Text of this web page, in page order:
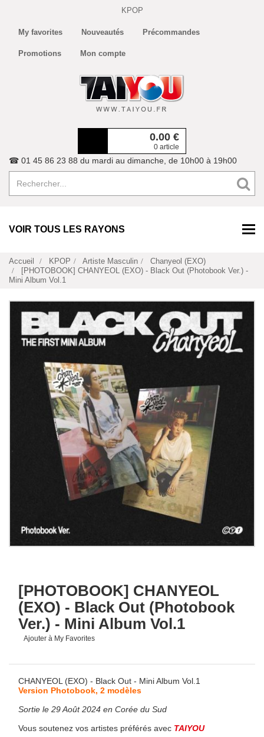
KPOP
My favorites Nouveautés Précommandes
Promotions Mon compte
0.00 €
0 article
☎ 01 45 86 23 88 du mardi au dimanche, de 10h00 à 19h00
VOIR TOUS LES RAYONS
Accueil KPOP Artiste Masculin
Chanyeol (EXO)
[PHOTOBOOK] CHANYEOL (EXO) - Black Out (Photobook Ver.) -
Mini Album Vol.1
[PHOTOBOOK] CHANYEOL
(EXO) - Black Out (Photobook
Ver.) - Mini Album Vol.1
Ajouter à My Favorites
CHANYEOL (EXO) - Black Out - Mini Album Vol.1
Version Photobook, 2 modèles
Sortie le 29 Août 2024 en Corée du Sud
Vous soutenez vos artistes préférés avec TAIYOU